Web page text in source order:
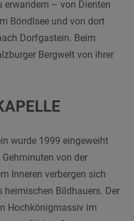
erwandern – von Dienten
Böndlsee und von dort
Dorfgastein. Beim
Bergwelt von ihrer
wurde 1999 eingeweiht
von der
Inneren verbergen sich
heimischen Bildhauers. Der
Hochkönigmassiv im